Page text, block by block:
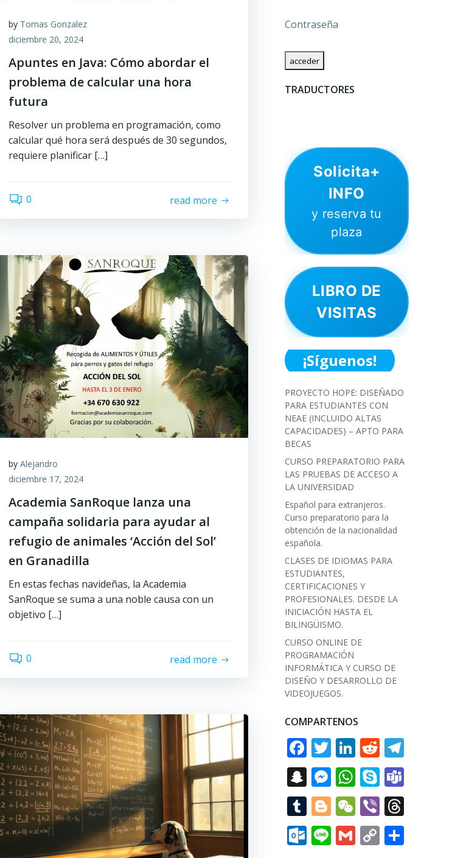
by Tomas Gonzalez
diciembre 20, 2024
Apuntes en Java: Cómo abordar el
problema de calcular una hora
futura
Resolver un problema en programación, como
calcular qué hora será después de 30 segundos,
requiere planificar […]
0 read more
by Alejandro
diciembre 17, 2024
Academia SanRoque lanza una
campaña solidaria para ayudar al
refugio de animales ‘Acción del Sol’
en Granadilla
En estas fechas navideñas, la Academia
SanRoque se suma a una noble causa con un
objetivo […]
0 read more
Contraseña
TRADUCTORES
Solicita+
INFO
y reserva tu
plaza
LIBRO DE
VISITAS
¡Síguenos!
PROYECTO HOPE: DISEÑADO
PARA ESTUDIANTES CON
NEAE (INCLUIDO ALTAS
CAPACIDADES) – APTO PARA
BECAS
CURSO PREPARATORIO PARA
LAS PRUEBAS DE ACCESO A
LA UNIVERSIDAD
Español para extranjeros.
Curso preparatorio para la
obtención de la nacionalidad
española.
CLASES DE IDIOMAS PARA
ESTUDIANTES,
CERTIFICACIONES Y
PROFESIONALES. DESDE LA
INICIACIÓN HASTA EL
BILINGÜISMO.
CURSO ONLINE DE
PROGRAMACIÓN
INFORMÁTICA Y CURSO DE
DISEÑO Y DESARROLLO DE
VIDEOJUEGOS.
COMPARTENOS
Facebook
Twitter
LinkedIn
Reddit
Snapchat
Messenger
WhatsApp
Skype
Tumblr
Blogger
WeChat
Viber
Outlook.com
LineGmail
Copy
Link